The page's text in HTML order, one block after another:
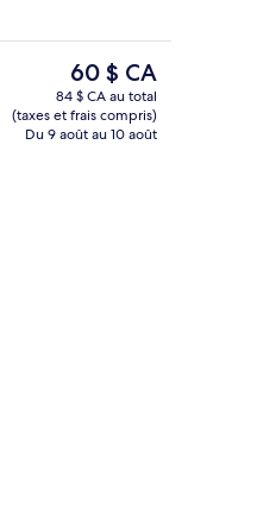
Salle d’entraînement
Le
prix
actuel
est
60 $ CA
84 $ CA au total
(taxes et frais compris)
Du 9 août au 10 août